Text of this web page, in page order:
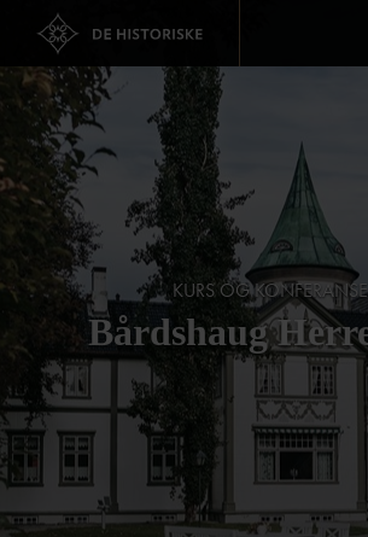
KURS OG KONFERANSE
Bårdshaug